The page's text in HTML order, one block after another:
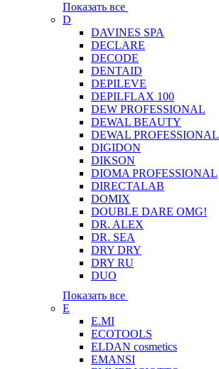
Показать все
D
DAVINES SPA
DECLARE
DECODE
DENTAID
DEPILEVE
DEPILFLAX 100
DEW PROFESSIONAL
DEWAL BEAUTY
DEWAL PROFESSIONAL
DIGIDON
DIKSON
DIOMA PROFESSIONAL
DIRECTALAB
DOMIX
DOUBLE DARE OMG!
DR. ALEX
DR. SEA
DRY DRY
DRY RU
DUO
Показать все
E
E.MI
ECOTOOLS
ELDAN cosmetics
EMANSI